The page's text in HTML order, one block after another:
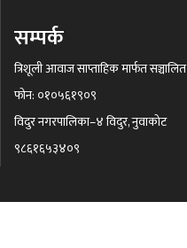
सम्पर्क
त्रिशूली आवाज साप्ताहिक मार्फत सञ्चालित
फोन: ०१०५६१९०९
विदुर नगरपालिका–४ विदुर, नुवाकोट
९८६१६५३४०९